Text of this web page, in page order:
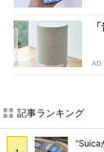
AD
記事ランキング